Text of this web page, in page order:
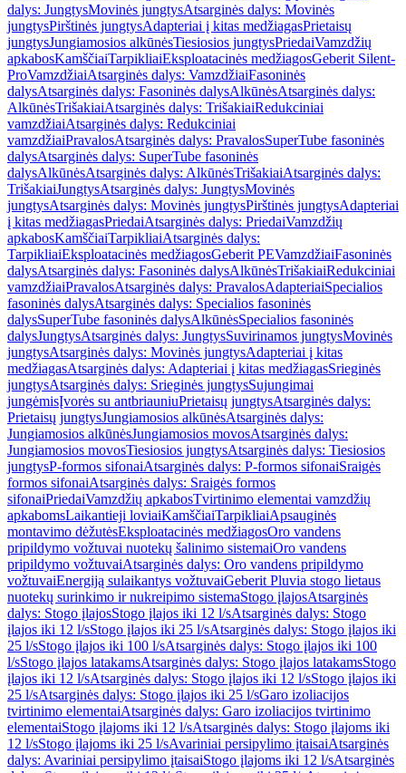
dalys: JungtysMovinės jungtysAtsarginės dalys: Movinės
jungtysPirštinės jungtysAdapteriai į kitas medžiagasPrietaisų
jungtysJungiamosios alkūnėsTiesiosios jungtysPriedaiVamzdžių
apkabosKamščiaiTarpikliaiEksploatacinės medžiagosGeberit Silent-
ProVamzdžiaiAtsarginės dalys: VamzdžiaiFasoninės
dalysAtsarginės dalys: Fasoninės dalysAlkūnėsAtsarginės dalys:
AlkūnėsTrišakiaiAtsarginės dalys: TrišakiaiRedukciniai
vamzdžiaiAtsarginės dalys: Redukciniai
vamzdžiaiPravalosAtsarginės dalys: PravalosSuperTube fasoninės
dalysAtsarginės dalys: SuperTube fasoninės
dalysAlkūnėsAtsarginės dalys: AlkūnėsTrišakiaiAtsarginės dalys:
TrišakiaiJungtysAtsarginės dalys: JungtysMovinės
jungtysAtsarginės dalys: Movinės jungtysPirštinės jungtysAdapteriai
į kitas medžiagasPriedaiAtsarginės dalys: PriedaiVamzdžių
apkabosKamščiaiTarpikliaiAtsarginės dalys:
TarpikliaiEksploatacinės medžiagosGeberit PEVamzdžiaiFasoninės
dalysAtsarginės dalys: Fasoninės dalysAlkūnėsTrišakiaiRedukciniai
vamzdžiaiPravalosAtsarginės dalys: PravalosAdapteriaiSpecialios
fasoninės dalysAtsarginės dalys: Specialios fasoninės
dalysSuperTube fasoninės dalysAlkūnėsSpecialios fasoninės
dalysJungtysAtsarginės dalys: JungtysSuvirinamos jungtysMovinės
jungtysAtsarginės dalys: Movinės jungtysAdapteriai į kitas
medžiagasAtsarginės dalys: Adapteriai į kitas medžiagasSrieginės
jungtysAtsarginės dalys: Srieginės jungtysSujungimai
jungėmisĮvorės su antbriauniuPrietaisų jungtysAtsarginės dalys:
Prietaisų jungtysJungiamosios alkūnėsAtsarginės dalys:
Jungiamosios alkūnėsJungiamosios movosAtsarginės dalys:
Jungiamosios movosTiesiosios jungtysAtsarginės dalys: Tiesiosios
jungtysP-formos sifonaiAtsarginės dalys: P-formos sifonaiSraigės
formos sifonaiAtsarginės dalys: Sraigės formos
sifonaiPriedaiVamzdžių apkabosTvirtinimo elementai vamzdžių
apkabomsLaikantieji loviaiKamščiaiTarpikliaiApsauginės
montavimo dėžutėsEksploatacinės medžiagosOro vandens
pripildymo vožtuvai nuotekų šalinimo sistemaiOro vandens
pripildymo vožtuvaiAtsarginės dalys: Oro vandens pripildymo
vožtuvaiEnergiją sulaikantys vožtuvaiGeberit Pluvia stogo lietaus
nuotekų surinkimo ir nukreipimo sistemaStogo įlajosAtsarginės
dalys: Stogo įlajosStogo įlajos iki 12 l/sAtsarginės dalys: Stogo
įlajos iki 12 l/sStogo įlajos iki 25 l/sAtsarginės dalys: Stogo įlajos iki
25 l/sStogo įlajos iki 100 l/sAtsarginės dalys: Stogo įlajos iki 100
l/sStogo įlajos latakamsAtsarginės dalys: Stogo įlajos latakamsStogo
įlajos iki 12 l/sAtsarginės dalys: Stogo įlajos iki 12 l/sStogo įlajos iki
25 l/sAtsarginės dalys: Stogo įlajos iki 25 l/sGaro izoliacijos
tvirtinimo elementaiAtsarginės dalys: Garo izoliacijos tvirtinimo
elementaiStogo įlajoms iki 12 l/sAtsarginės dalys: Stogo įlajoms iki
12 l/sStogo įlajoms iki 25 l/sAvariniai persipylimo įtaisaiAtsarginės
dalys: Avariniai persipylimo įtaisaiStogo įlajoms iki 12 l/sAtsarginės